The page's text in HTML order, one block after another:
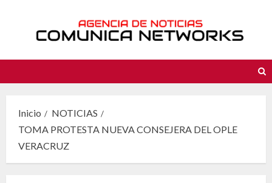
contenido
Inicio
NOTICIAS
TOMA PROTESTA NUEVA CONSEJERA DEL OPLE
VERACRUZ